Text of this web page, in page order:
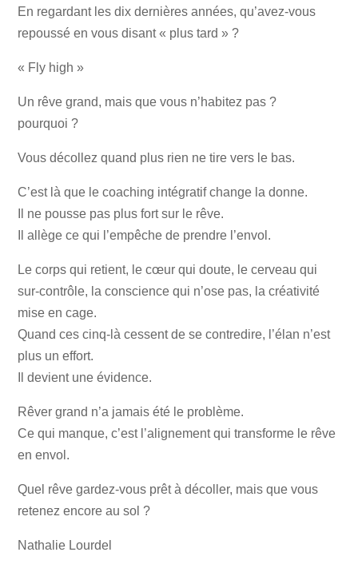
En regardant les dix dernières années, qu’avez-vous
repoussé en vous disant « plus tard » ?
« Fly high »
Un rêve grand, mais que vous n’habitez pas ?
pourquoi ?
Vous décollez quand plus rien ne tire vers le bas.
C’est là que le coaching intégratif change la donne.
Il ne pousse pas plus fort sur le rêve.
Il allège ce qui l’empêche de prendre l’envol.
Le corps qui retient, le cœur qui doute, le cerveau qui
sur-contrôle, la conscience qui n’ose pas, la créativité
mise en cage.
Quand ces cinq-là cessent de se contredire, l’élan n’est
plus un effort.
Il devient une évidence.
Rêver grand n’a jamais été le problème.
Ce qui manque, c’est l’alignement qui transforme le rêve
en envol.
Quel rêve gardez-vous prêt à décoller, mais que vous
retenez encore au sol ?
Nathalie Lourdel